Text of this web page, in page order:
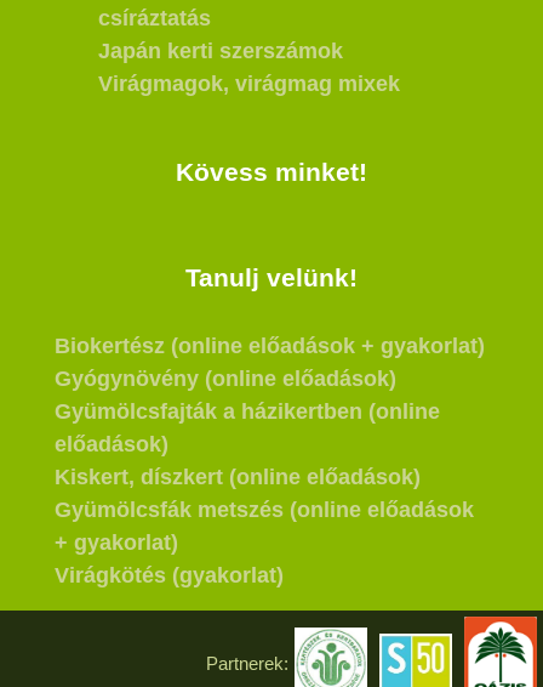
csíráztatás
Japán kerti szerszámok
Virágmagok, virágmag mixek
Kövess minket!
Tanulj velünk!
Biokertész (online előadások + gyakorlat)
Gyógynövény (online előadások)
Gyümölcsfajták a házikertben (online
előadások)
Kiskert, díszkert (online előadások)
Gyümölcsfák metszés (online előadások
+ gyakorlat)
Virágkötés (gyakorlat)
Partnerek: